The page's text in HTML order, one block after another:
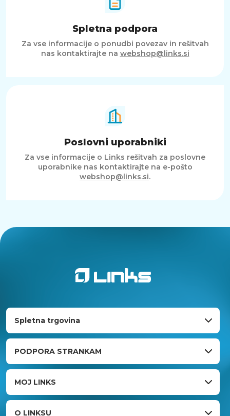
Spletna podpora
Za vse informacije o ponudbi povezav in rešitvah
nas kontaktirajte na webshop@links.si
Poslovni uporabniki
Za vse informacije o Links rešitvah za poslovne
uporabnike nas kontaktirajte na e-pošto
webshop@links.si.
Spletna trgovina
PODPORA STRANKAM
MOJ LINKS
O LINKSU